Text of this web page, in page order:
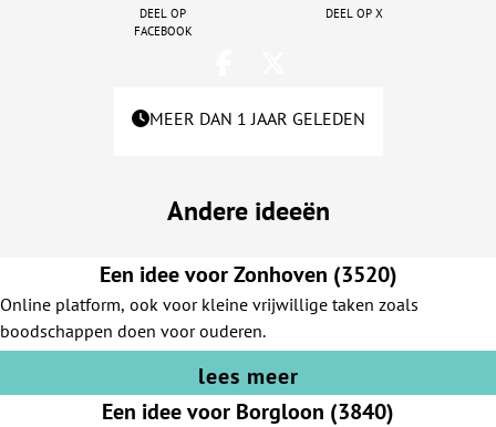
Deel op
facebook
Deel op X
MEER DAN 1 JAAR GELEDEN
Andere ideeën
Een idee voor Zonhoven (3520)
Online platform, ook voor kleine vrijwillige taken zoals
boodschappen doen voor ouderen.
lees meer
Een idee voor Borgloon (3840)